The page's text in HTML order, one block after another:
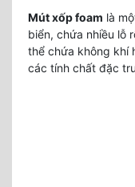
Mút xốp foam là
biển, chứa nhiều lỗ
thể chứa không khí
các tính chất đặc